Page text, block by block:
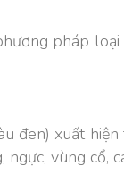
pháp
đen) xuất
vùng cổ,